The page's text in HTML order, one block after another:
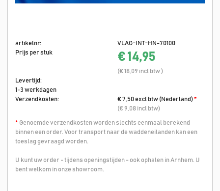
artikelnr:
VLAG-INT-HN-70100
Prijs per stuk
€ 14,95
(€ 18,09 incl btw )
Levertijd:
1-3 werkdagen
Verzendkosten:
€ 7,50 excl btw (Nederland)*
(€ 9,08 incl btw)
* Genoemde verzendkosten worden slechts eenmaal berekend
binnen een order. Voor transport naar de waddeneilanden kan een
toeslag gevraagd worden.
U kunt uw order - tijdens openingstijden - ook ophalen in Arnhem. U
bent welkom in onze showroom.